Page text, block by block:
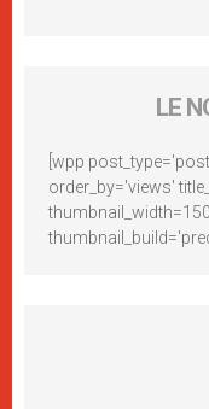
LE
[wpp
order_by='views'